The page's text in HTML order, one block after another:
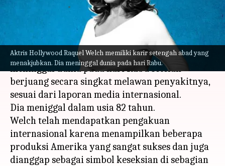
Aktris Hollywood Raquel Welch memiliki karir setengah abad yang
menakjubkan. Dia meninggal dunia pada hari Rabu.
Feb 17, 2023 11:43 am
Aktris ikonik Hollywood Raquel Welch
meninggal dunia pada hari Rabu setelah
berjuang secara singkat melawan penyakitnya,
sesuai dari laporan media internasional.
Dia meniggal dalam usia 82 tahun.
Welch telah mendapatkan pengakuan
internasional karena menampilkan beberapa
produksi Amerika yang sangat sukses dan juga
dianggap sebagai simbol keseksian di sebagian